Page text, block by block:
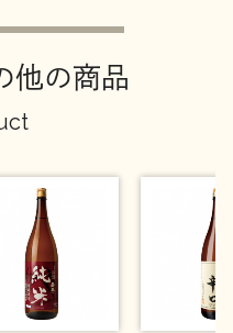
他の商品